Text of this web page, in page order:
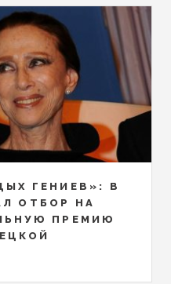
ГЕНИЕВ»: В
ОТБОР НА
ПРЕМИЮ